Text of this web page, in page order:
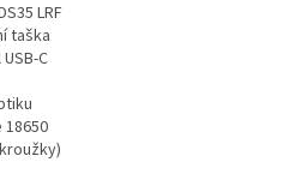
LRF
taška
C